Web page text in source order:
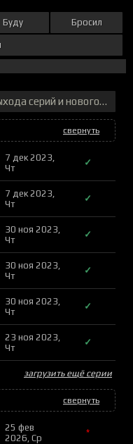
Буду Бросил
Когда выйдет? График, дата выхода серий и нового сезона
свернуть
7 дек 2023,
Чт
✓
7 дек 2023,
Чт
✓
30 ноя 2023,
Чт
✓
30 ноя 2023,
Чт
✓
30 ноя 2023,
Чт
✓
23 ноя 2023,
Чт
✓
загрузить ещё серии
свернуть
25 фев
2026, Ср
*